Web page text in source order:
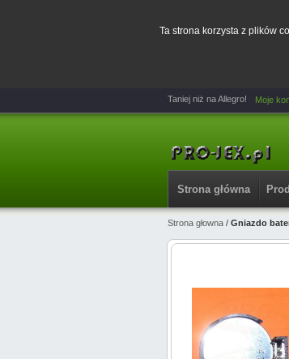
Ta strona korzysta z plików
Taniej niż na Allegro! Moje
Strona główna
Strona głowna / Gniazdo